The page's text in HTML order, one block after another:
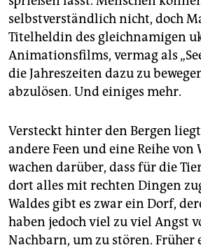
epaper login
selbstverständlich nicht, doch
Titelheldin des gleichnamigen
Animationsfilms, vermag als
die Jahreszeiten dazu zu
abzulösen. Und einiges mehr.
Versteckt hinter den Bergen
andere Feen und eine Reihe von
wachen darüber, dass für die
dort alles mit rechten Dingen
Waldes gibt es zwar ein Dorf,
haben jedoch viel zu viel Angst
Nachbarn, um zu stören. Früher